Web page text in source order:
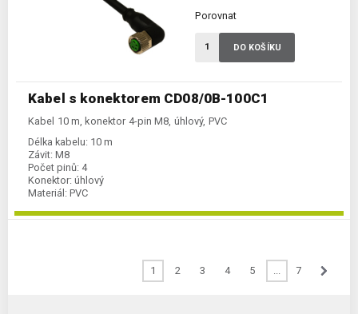
Kabel s konektorem CD08/0B-100C1
Kabel 10 m, konektor 4-pin M8, úhlový, PVC
Délka kabelu: 10 m
Závit: M8
Počet pinů: 4
Konektor: úhlový
Materiál: PVC
Porovnat
DO KOŠÍKU
1 2 3 4 5 ... 7